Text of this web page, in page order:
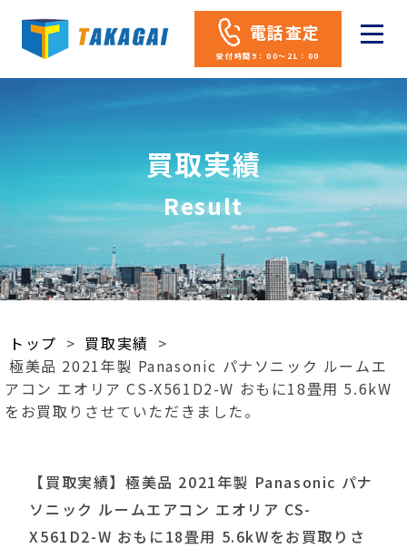
電話査定
受付時間9：00～21：00
買取実績
Result
トップ > 買取実績 >
極美品 2021年製 Panasonic パナソニック ルームエ
アコン エオリア CS-X561D2-W おもに18畳用 5.6kW
をお買取りさせていただきました。
【買取実績】極美品 2021年製 Panasonic パナ
ソニック ルームエアコン エオリア CS-
X561D2-W おもに18畳用 5.6kWをお買取りさ